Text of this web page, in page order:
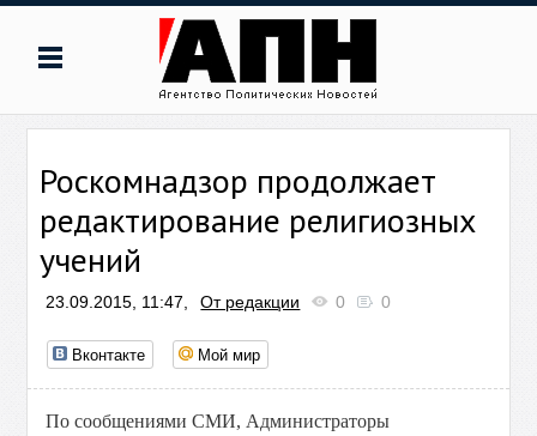
Роскомнадзор продолжает
редактирование религиозных
учений
23.09.2015, 11:47, От редакции 0 0
Вконтакте Мой мир
По сообщениями СМИ, Администраторы